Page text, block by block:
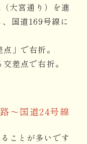
大宮通り）を進
国道169号線に
」で右折。
差点で右折。
〜国道24号線
ことが多いです